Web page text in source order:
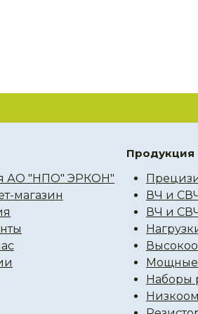
АО "НПО" ЭРКОН"
магазин
Продукция
ВЧ и
ВЧ и
Мощные
Наборы